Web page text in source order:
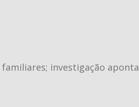
investigação aponta